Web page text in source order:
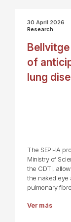
30 April 2026
Research
of
lung
The SEPI-IA
Ministry of
the CDTI,
the naked eye
pulmonary
Ver más